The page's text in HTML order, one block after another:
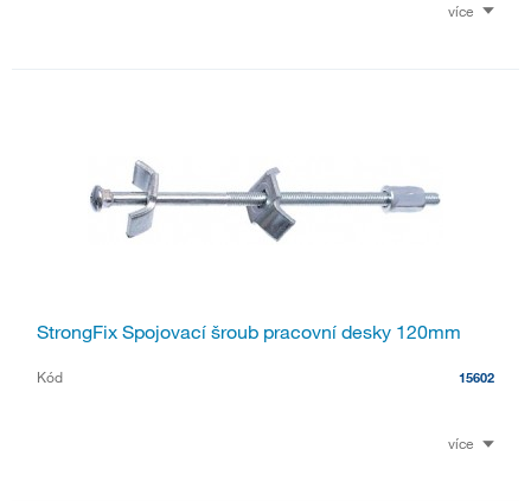
více
StrongFix Spojovací šroub pracovní desky 120mm
Kód 15602
více